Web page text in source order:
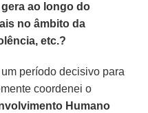
ao longo do
no âmbito da
etc.?
período decisivo para
coordenei o
Humano